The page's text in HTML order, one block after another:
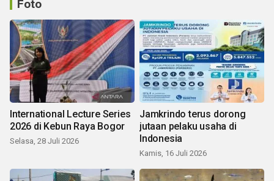
Foto
International Lecture Series
2026 di Kebun Raya Bogor
Selasa, 28 Juli 2026
Jamkrindo terus dorong
jutaan pelaku usaha di
Indonesia
Kamis, 16 Juli 2026